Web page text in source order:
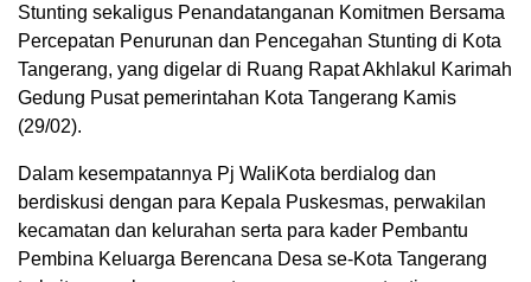
Stunting sekaligus Penandatanganan Komitmen Bersama
Percepatan Penurunan dan Pencegahan Stunting di Kota
Tangerang, yang digelar di Ruang Rapat Akhlakul Karimah
Gedung Pusat pemerintahan Kota Tangerang Kamis
(29/02).
Dalam kesempatannya Pj WaliKota berdialog dan
berdiskusi dengan para Kepala Puskesmas, perwakilan
kecamatan dan kelurahan serta para kader Pembantu
Pembina Keluarga Berencana Desa se-Kota Tangerang